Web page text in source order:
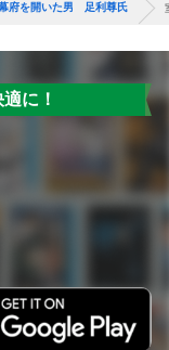
府を開いた男 足利尊氏
に！